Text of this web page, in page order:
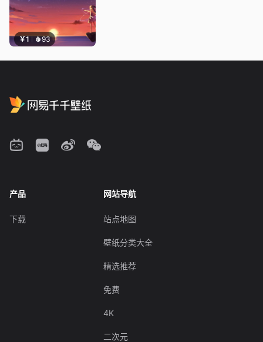
￥1 93
产品
下载
网站导航
站点地图
壁纸分类大全
精选推荐
免费
4K
二次元